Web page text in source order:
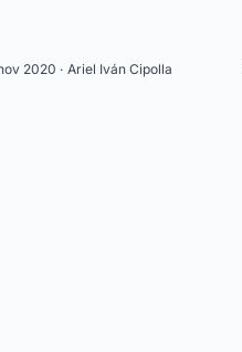
2020 · Ariel Iván Cipolla